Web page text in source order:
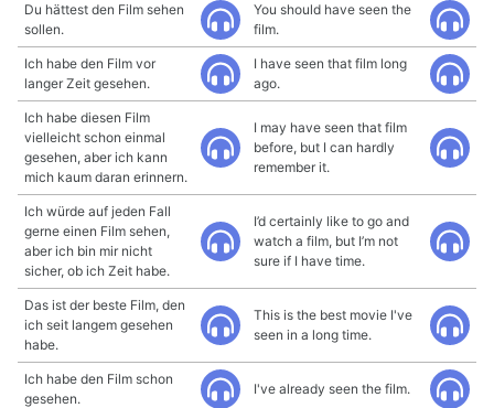
Du hättest den Film sehen
sollen.
You should have seen the
film.
Ich habe den Film vor
langer Zeit gesehen.
I have seen that film long
ago.
Ich habe diesen Film
vielleicht schon einmal
gesehen, aber ich kann
mich kaum daran erinnern.
I may have seen that film
before, but I can hardly
remember it.
Ich würde auf jeden Fall
gerne einen Film sehen,
aber ich bin mir nicht
sicher, ob ich Zeit habe.
I’d certainly like to go and
watch a film, but I’m not
sure if I have time.
Das ist der beste Film, den
ich seit langem gesehen
habe.
This is the best movie I've
seen in a long time.
Ich habe den Film schon
gesehen.
I've already seen the film.